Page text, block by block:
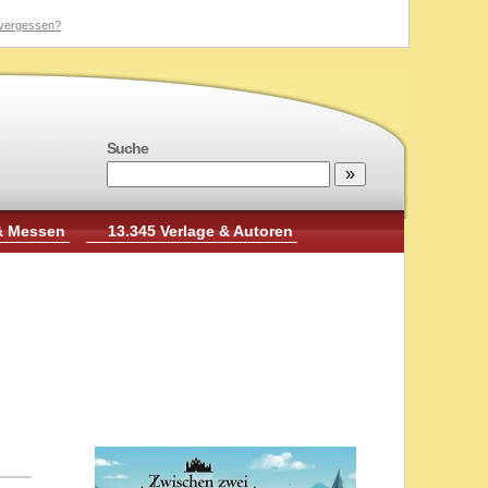
Suche
Messen 13.345 Verlage & Autoren